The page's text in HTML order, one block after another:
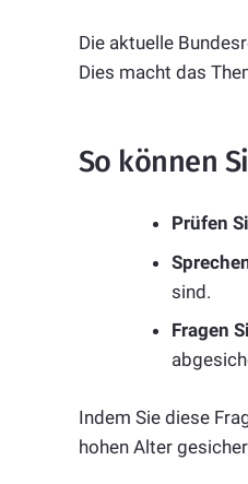
Die aktuelle
Dies macht das
So können
Prüfen
sind.
Fragen
Indem Sie diese
hohen Alter